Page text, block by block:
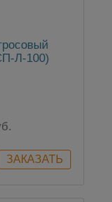
Л-100)